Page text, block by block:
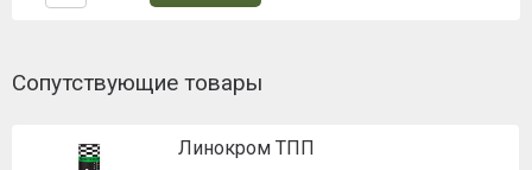
Сопутствующие товары
Линокром ТПП